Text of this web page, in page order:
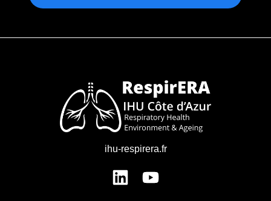
ihu-respirera.fr